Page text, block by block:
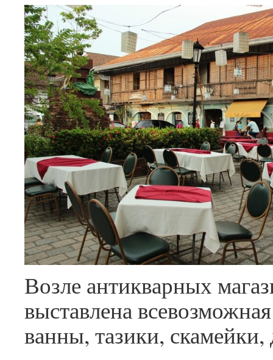
Возле антикварных
выставлена
ванны, тазики,